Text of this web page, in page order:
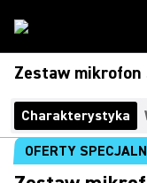
Zestaw
Charakterystyka
OFERTY